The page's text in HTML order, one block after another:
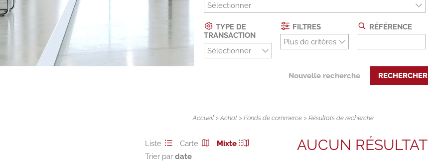
Sélectionner
TYPE DE
TRANSACTION
Sélectionner
FILTRES
Plus de critères
RÉFÉRENCE
Nouvelle recherche RECHERCHER
Accueil >Achat >Fonds de commerce > Résultats de recherche
Liste Carte
Mixte
Trier par
AUCUN RÉSULTAT